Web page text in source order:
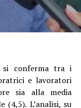
si conferma tra i
e lavoratori
sia alla media
(4,5). L’analisi, su